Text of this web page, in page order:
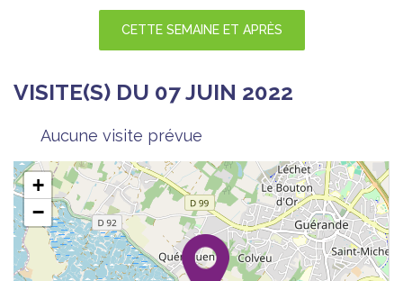
CETTE SEMAINE ET APRÈS
VISITE(S) DU 07 JUIN 2022
Aucune visite prévue
+
−